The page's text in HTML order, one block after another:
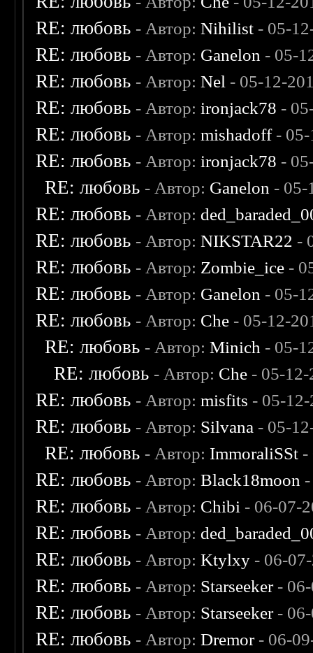
RE: любовь - Автор:Nihilist - 05-
RE: любовь - Автор: Ganelon - 05-
RE: любовь - Автор:Nel - 05-12-
RE: любовь - Автор: ironjack78 -
RE: любовь - Автор:mishadoff- 05-
RE: любовь - Автор: ironjack78 -
RE: любовь - Автор: Ganelon - 05-
RE: любовь - Автор:
RE: любовь - Автор:NIKSTAR22 -
RE: любовь - Автор: Zombie_ice -
RE: любовь - Автор: Ganelon - 05-
RE: любовь - Автор: Che - 05-12-
RE: любовь - Автор:Minich - 05-
RE: любовь - Автор: Che - 05-
RE: любовь - Автор:misfits - 05-
RE: любовь - Автор: Silvana - 05-
RE: любовь - Автор: ImmoraliSSt -
RE: любовь - Автор:Black18moon
RE: любовь - Автор: Chibi - 06-07-
RE: любовь - Автор:
RE: любовь - Автор:Ktylxy - 06-
RE: любовь - Автор: Starseeker- 06-
RE: любовь - Автор: Starseeker- 06-
RE: любовь - Автор:Dremor- 06-